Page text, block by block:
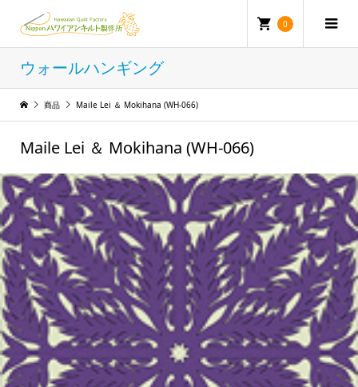
0
ウォールハンギング
商品 Maile Lei ＆ Mokihana (WH-066)
Maile Lei ＆ Mokihana (WH-066)